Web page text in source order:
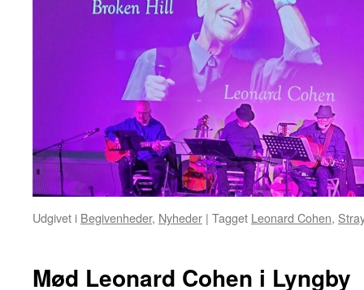
Udgivet i Begivenheder, Nyheder | Tagget Leonard Cohen,
Mød Leonard Cohen i Lyngby